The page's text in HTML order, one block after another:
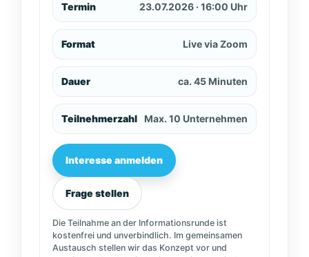
Termin 23.07.2026 · 16:00 Uhr
Format Live via Zoom
Dauer ca. 45 Minuten
Teilnehmerzahl Max. 10 Unternehmen
Interesse anmelden
Frage stellen
Die Teilnahme an der Informationsrunde ist
kostenfrei und unverbindlich. Im gemeinsamen
Austausch stellen wir das Konzept vor und